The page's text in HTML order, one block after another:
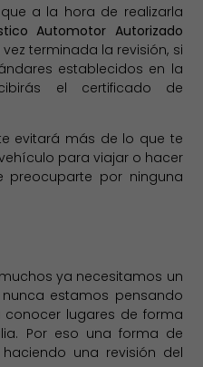
a la hora de realizarla
Automotor Autorizado
terminada la revisión, si
establecidos en la
el certificado de
evitará más de lo que te
para viajar o hacer
preocuparte por ninguna
ya necesitamos un
estamos pensando
lugares de forma
Por eso una forma de
una revisión del